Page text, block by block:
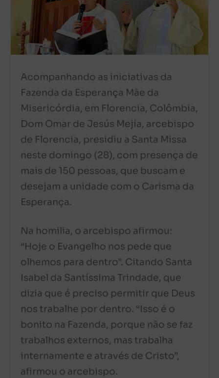
Acompanhando as iniciativas da
Fazenda da Esperança Mãe da
Misericórdia, em Florencia, Colômbia,
Dom Omar de Jesús Mejía, arcebispo
de Florencia, presidiu a Santa Missa
neste domingo (28), com presença de
mais de 150 pessoas, que buscam e
desejam a unidade com o Carisma da
Esperança.
Na homilia, o arcebispo afirmou:
“Hoje o Evangelho nos pede que
olhemos para dentro”. Citando Santa
Isabel da Santíssima Trindade, que
dizia que é preciso permitir que Deus
nos trabalhe por dentro. “Isso é o
bonito na Fazenda, porque não se faz
trabalhos externos, mas trabalha
internamente e através de Cristo”,
afirmou o arcebispo.